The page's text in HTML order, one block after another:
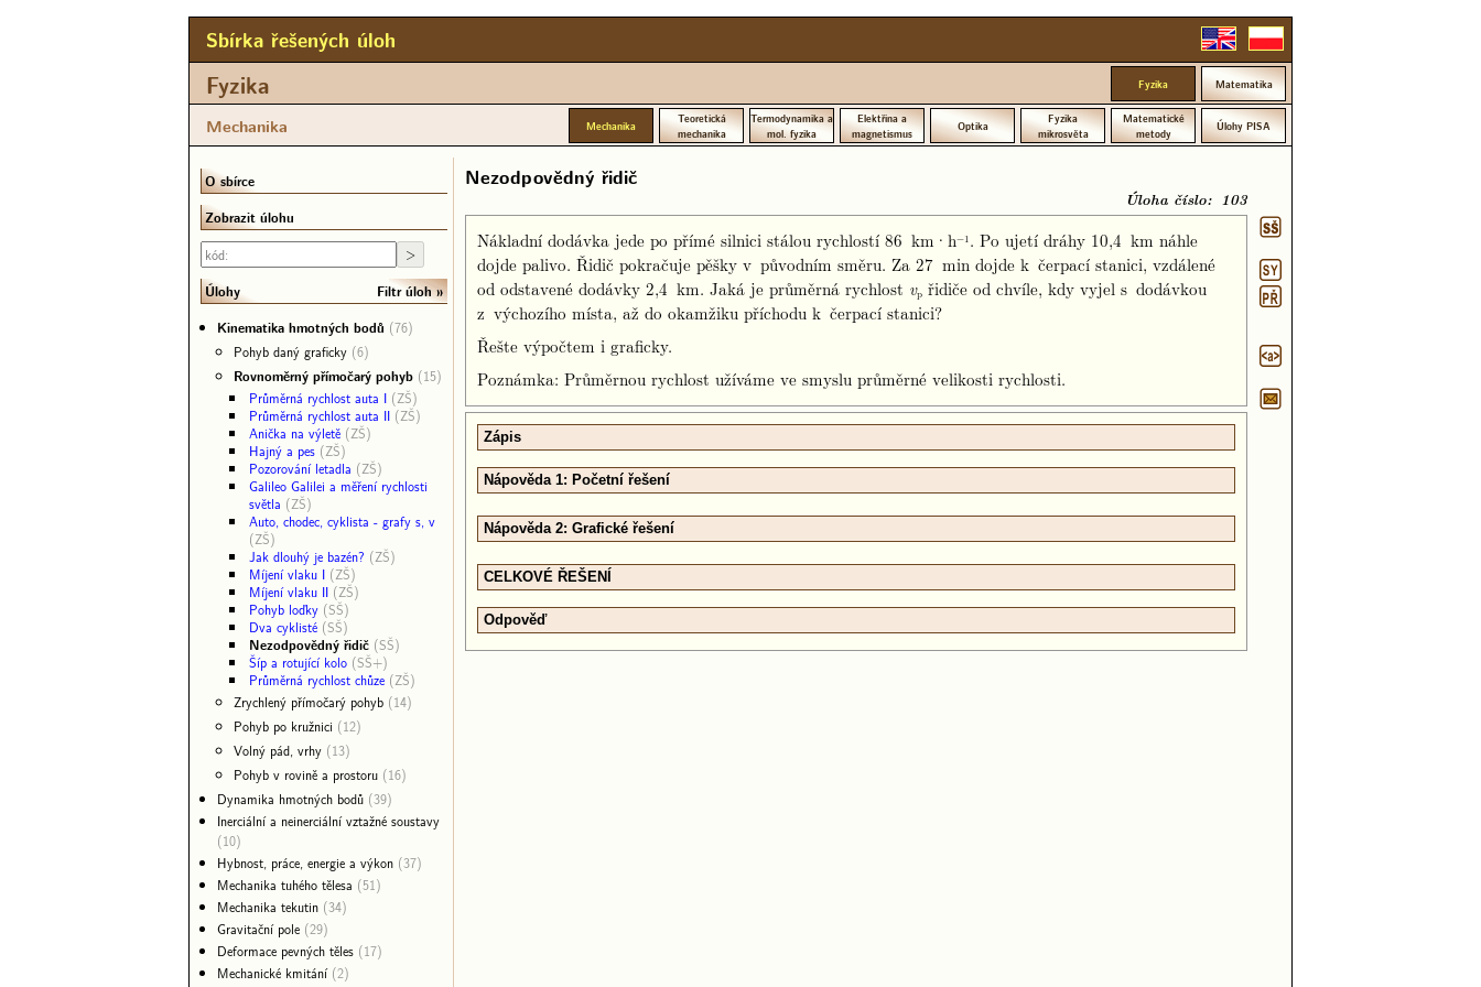
Sbírka řešených úloh
Fyzika Fyzika Matematika
Mechanika Mechanika
Teoretická
mechanika
Termodynamika a
mol. fyzika
Elektřina a
magnetismus
Optika
Fyzika
mikrosvěta
Matematické
metody
Úlohy PISA
Nezodpovědný řidič
Úloha číslo: 103
Nákladní dodávka jede po přímé silnici stálou rychlostí 86 km·h−1. Po ujetí dráhy 10,4 km náhle
dojde palivo. Řidič pokračuje pěšky v původním směru. Za 27 min dojde k čerpací stanici, vzdálené
od odstavené dodávky 2,4 km. Jaká je průměrná rychlost vp řidiče od chvíle, kdy vyjel s dodávkou
z výchozího místa, až do okamžiku příchodu k čerpací stanici?
Řešte výpočtem i graficky.
Poznámka: Průměrnou rychlost užíváme ve smyslu průměrné velikosti rychlosti.
Zápis
Nápověda 1: Početní řešení
Nápověda 2: Grafické řešení
CELKOVÉ ŘEŠENÍ
Odpověď
O sbírce
Zobrazit úlohu
Úlohy
Filtr úloh
Kinematika hmotných bodů (76)
Pohyb daný graficky (6)
Rovnoměrný přímočarý pohyb (15)
Průměrná rychlost auta I (ZŠ)
Průměrná rychlost auta II (ZŠ)
Anička na výletě (ZŠ)
Hajný a pes (ZŠ)
Pozorování letadla (ZŠ)
Galileo Galilei a měření rychlosti
světla (ZŠ)
Auto, chodec, cyklista - grafy s, v
(ZŠ)
Jak dlouhý je bazén? (ZŠ)
Míjení vlaku I (ZŠ)
Míjení vlaku II (ZŠ)
Pohyb loďky (SŠ)
Dva cyklisté (SŠ)
Nezodpovědný řidič (SŠ)
Šíp a rotující kolo (SŠ+)
Průměrná rychlost chůze (ZŠ)
Zrychlený přímočarý pohyb (14)
Pohyb po kružnici (12)
Volný pád, vrhy (13)
Pohyb v rovině a prostoru (16)
Dynamika hmotných bodů (39)
Inerciální a neinerciální vztažné soustavy
(10)
Hybnost, práce, energie a výkon (37)
Mechanika tuhého tělesa (51)
Mechanika tekutin (34)
Gravitační pole (29)
Deformace pevných těles (17)
Mechanické kmitání (2)